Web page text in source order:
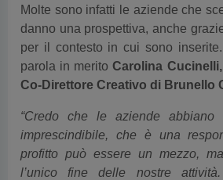
Molte sono infatti le aziende che
danno una prospettiva, anche
per il contesto in cui sono
parola in meritoCarolina
Co-Direttore Creativo di Brunello
“Credo che le aziende abbiano
imprescindibile, che è una
profitto può essere un mezzo,
l’unico fine delle nostre